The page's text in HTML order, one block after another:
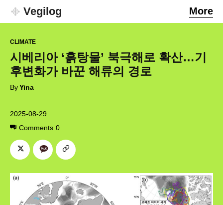
Vegilog More
2025-08-29
Comments 0
CLIMATE
시베리아 ‘흙탕물’ 북극해로 확산…기
후변화가 바꾼 해류의 경로
ByYina